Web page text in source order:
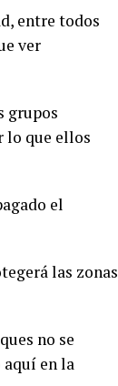
entre todos
ver
grupos
lo que ellos
el
las zonas
no se
aquí en la